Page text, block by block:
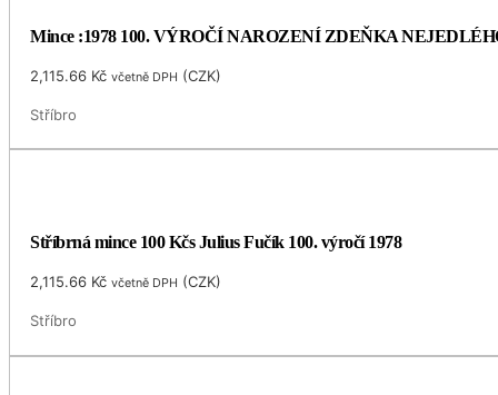
Mince :1978 100. VÝROČÍ NAROZENÍ ZDEŇKA
2,115.66 Kč včetně DPH (CZK)
Stříbro
Stříbrná mince 100 Kčs Julius Fučík 100. výročí 1978
2,115.66 Kč včetně DPH (CZK)
Stříbro